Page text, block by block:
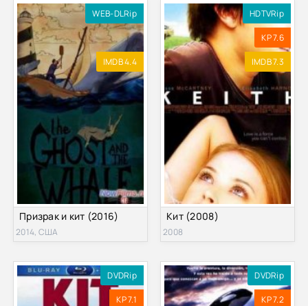
WEB-DLRip
IMDB 4.4
Призрак и кит (2016)
2014, США
HDTVRip
KP 7.6
IMDB 7.3
Кит (2008)
2008
DVDRip
KP 7.1
DVDRip
KP 7.2